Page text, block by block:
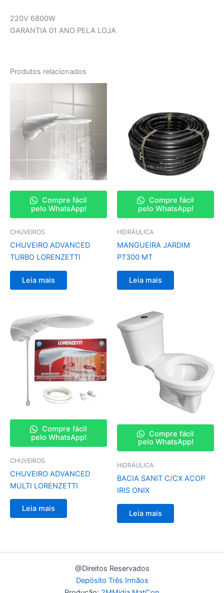
220V 6800W
GARANTIA 01 ANO PELA LOJA
Produtos relacionados
Compre fácil
pelo WhatsApp!
CHUVEIROS
CHUVEIRO ADVANCED
TURBO LORENZETTI
Leia mais
Compre fácil
pelo WhatsApp!
HIDRÁULICA
MANGUEIRA JARDIM
PT300 MT
Leia mais
Compre fácil
pelo WhatsApp!
CHUVEIROS
CHUVEIRO ADVANCED
MULTI LORENZETTI
Leia mais
Compre fácil
pelo WhatsApp!
HIDRÁULICA
BACIA SANIT C/CX ACOP
IRIS ONIX
Leia mais
@Direitos Reservados
Depósito Três Irmãos